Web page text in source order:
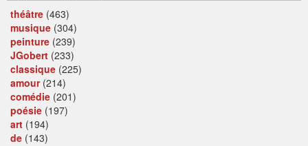
théâtre (463)
musique (304)
peinture (239)
JGobert (233)
classique (225)
amour(214)
comédie (201)
poésie (197)
art (194)
de (143)